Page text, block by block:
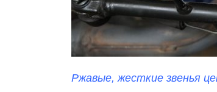
Ржавые, жесткие звенья